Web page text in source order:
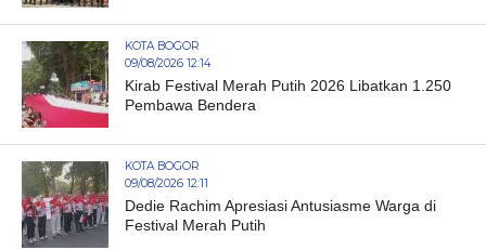
KOTA BOGOR
09/08/2026 12:14
Kirab Festival Merah Putih 2026 Libatkan 1.250
Pembawa Bendera
KOTA BOGOR
09/08/2026 12:11
Dedie Rachim Apresiasi Antusiasme Warga di
Festival Merah Putih